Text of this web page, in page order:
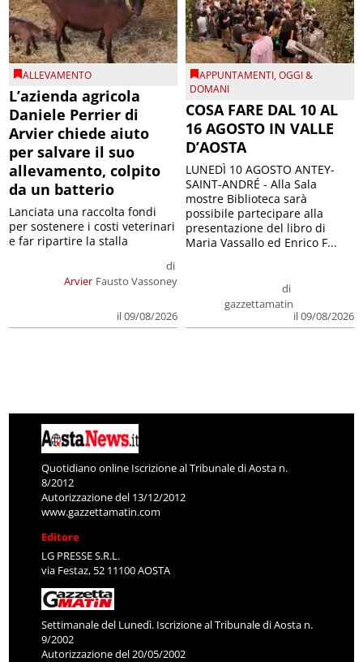
ALLEVAMENTO
L’azienda agricola
Daniele Perrier di
Arvier chiede aiuto
per salvare il suo
allevamento, colpito
da un batterio
Arvier
di
Fausto Vassoney
il 09/08/2026
Lanciata una raccolta fondi
per sostenere i costi veterinari
e far ripartire la stalla
APPUNTAMENTI,OGGI &
DOMANI
COSA FARE DAL 10 AL
16 AGOSTO IN VALLE
D’AOSTA
di
gazzettamatin
il 09/08/2026
LUNEDÌ 10 AGOSTO ANTEY-
SAINT-ANDRÉ - Alla Sala
mostre Biblioteca sarà
possibile partecipare alla
presentazione del libro di
Maria Vassallo ed Enrico F...
Quotidiano online Iscrizione al Tribunale di Aosta n.
8/2012
Autorizzazione del 13/12/2012
www.gazzettamatin.com
Editore
LG PRESSE S.R.L.
via Festaz, 52 11100 AOSTA
Settimanale del Lunedì. Iscrizione al Tribunale di Aosta n.
9/2002
Autorizzazione del 20/05/2002